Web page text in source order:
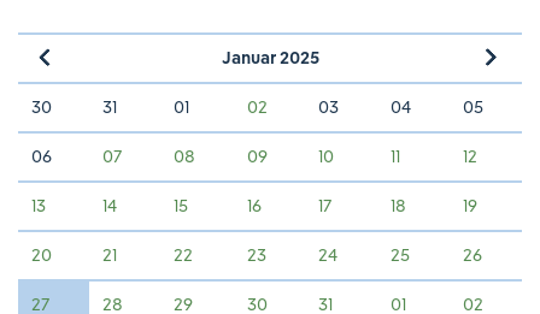
«
Januar 2025 »
30 31 01 02 03 04 05
06 07 08 09 10 11 12
13 14 15 16 17 18 19
20 21 22 23 24 25 26
27 28 29 30 31 01 02